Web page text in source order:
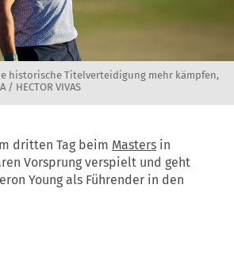
historische Titelverteidigung mehr kämpfen,
/ HECTOR VIVAS
dritten Tag beim Masters in
Vorsprung verspielt und geht
Young als Führender in den